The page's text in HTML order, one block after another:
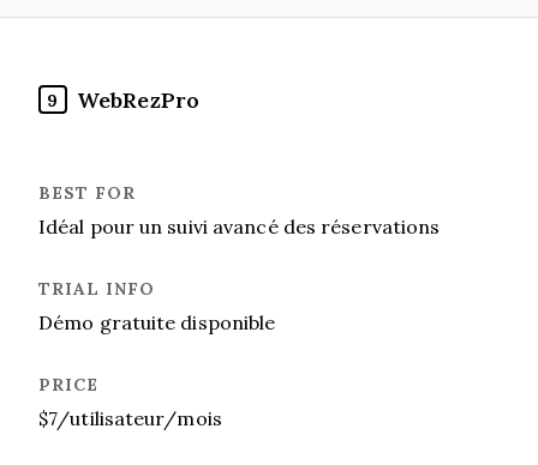
9 WebRezPro
Idéal pour un suivi avancé des réservations
Démo gratuite disponible
$7/utilisateur/mois